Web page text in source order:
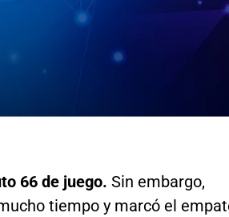
66 de juego. Sin embargo,
tiempo y marcó el